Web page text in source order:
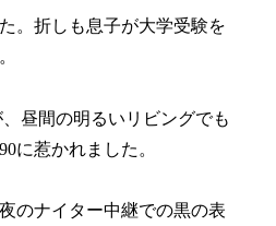
。折しも息子が大学受験を
昼間の明るいリビングでも
に惹かれました。
のナイター中継での黒の表